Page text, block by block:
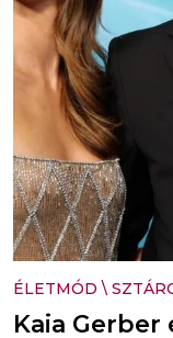
ÉLETMÓD \
Kaia